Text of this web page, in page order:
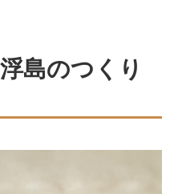
島のつくり